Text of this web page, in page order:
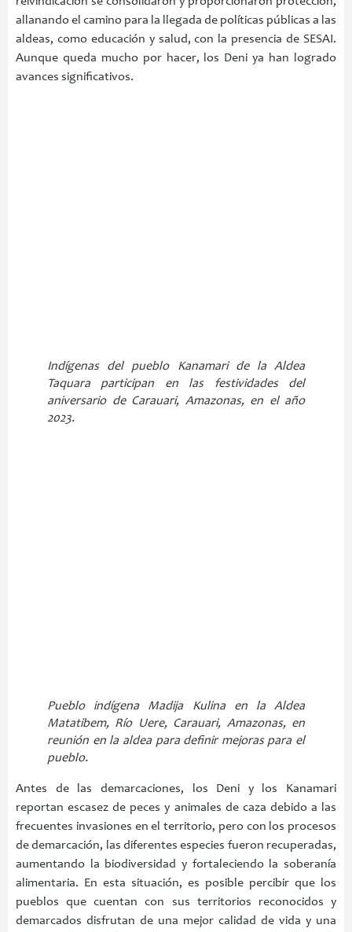
allanando el camino para la llegada de políticas públicas a las
aldeas, como educación y salud, con la presencia de SESAI.
Aunque queda mucho por hacer, los Deni ya han logrado
avances significativos.
Indígenas del pueblo Kanamari de la Aldea
Taquara participan en las festividades del
aniversario de Carauari, Amazonas, en el año
2023.
Pueblo indígena Madija Kulina en la Aldea
Matatibem, Río Uere, Carauari, Amazonas, en
reunión en la aldea para definir mejoras para el
pueblo.
Antes de las demarcaciones, los Deni y los Kanamari
reportan escasez de peces y animales de caza debido a las
frecuentes invasiones en el territorio, pero con los procesos
de demarcación, las diferentes especies fueron recuperadas,
aumentando la biodiversidad y fortaleciendo la soberanía
alimentaria. En esta situación, es posible percibir que los
pueblos que cuentan con sus territorios reconocidos y
demarcados disfrutan de una mejor calidad de vida y una